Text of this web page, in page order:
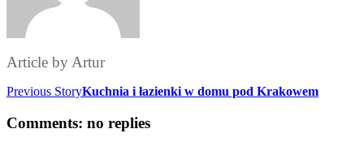
Article byArtur
Previous StoryKuchnia i łazienki w domu pod Krakowem
Comments: no replies